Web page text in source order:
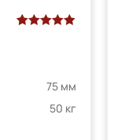
опроса
пользователей
75 мм
50 кг